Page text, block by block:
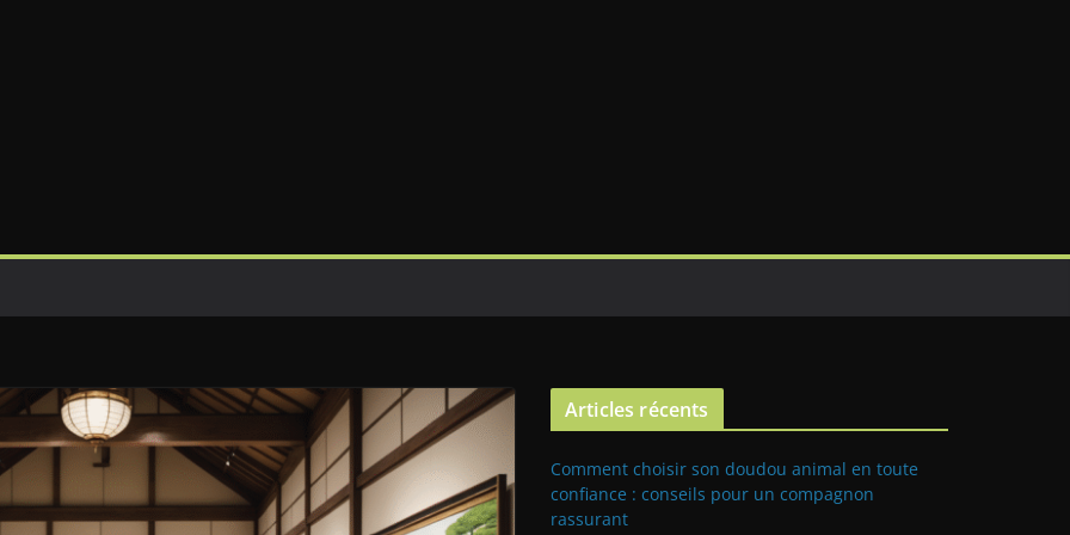
Articles récents
Comment choisir son doudou animal en toute
confiance : conseils pour un compagnon
rassurant